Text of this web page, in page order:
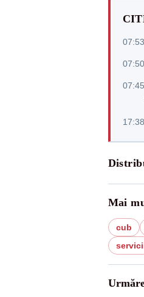
07:53
07:50
07:45
17:38
Mai
cub